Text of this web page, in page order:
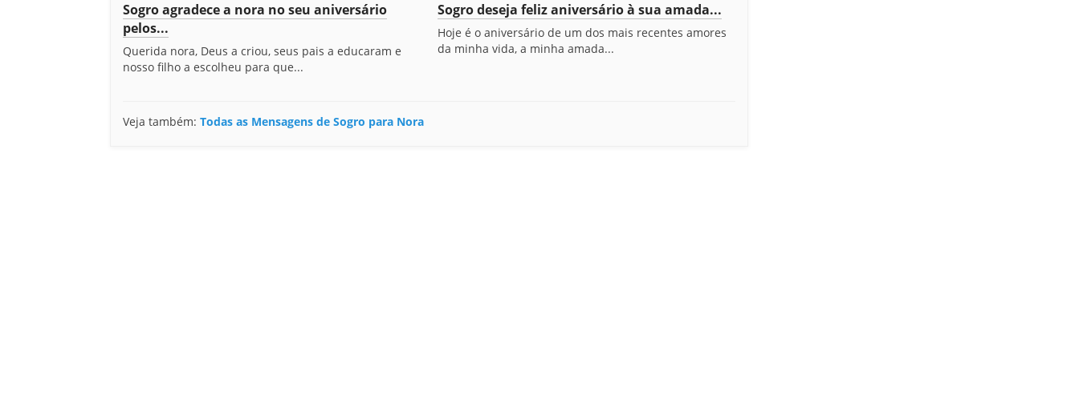
Sogro agradece a nora no seu aniversário
pelos...
Querida nora, Deus a criou, seus pais a educaram e
nosso filho a escolheu para que...
Sogro deseja feliz aniversário à sua amada...
Hoje é o aniversário de um dos mais recentes amores
da minha vida, a minha amada...
Veja também: Todas as Mensagens de Sogro para Nora